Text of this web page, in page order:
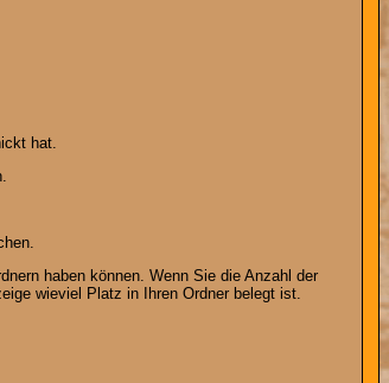
hat.
haben können. Wenn Sie die Anzahl der
wieviel Platz in Ihren Ordner belegt ist.